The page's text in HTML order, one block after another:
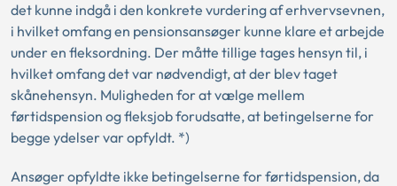
det kunne indgå i den konkrete vurdering af erhvervsevnen,
i hvilket omfang en pensionsansøger kunne klare et arbejde
under en fleksordning. Der måtte tillige tages hensyn til, i
hvilket omfang det var nødvendigt, at der blev taget
skånehensyn. Muligheden for at vælge mellem
førtidspension og fleksjob forudsatte, at betingelserne for
begge ydelser var opfyldt. *)
Ansøger opfyldte ikke betingelserne for førtidspension, da